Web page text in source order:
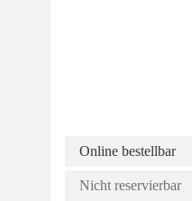
Online bestellbar
Nicht reservierbar